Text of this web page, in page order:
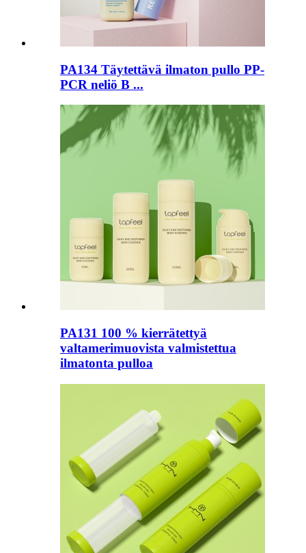
PA134 Täytettävä ilmaton pullo PP-
PCR neliö B ...
PA131 100 % kierrätettyä
valtamerimuovista valmistettua
ilmatonta pulloa